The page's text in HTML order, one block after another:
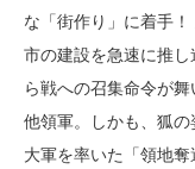
な「街作り」に着手
市の建設を急速に推
ら戦への召集命令が
他領軍。しかも、狐
大軍を率いた「領地